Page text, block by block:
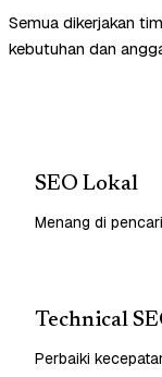
Semua dikerjakan
kebutuhan dan
SEO Lokal
Menang di
Technical
Perbaiki